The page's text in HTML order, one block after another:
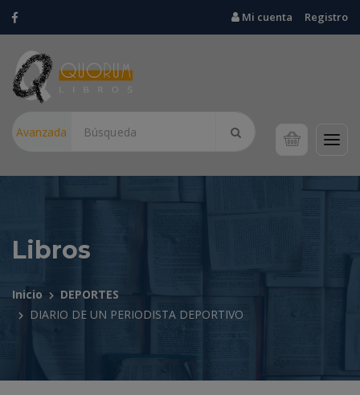
Mi cuenta Registro
Avanzada
Libros
Inicio
DEPORTES
DIARIO DE UN PERIODISTA DEPORTIVO